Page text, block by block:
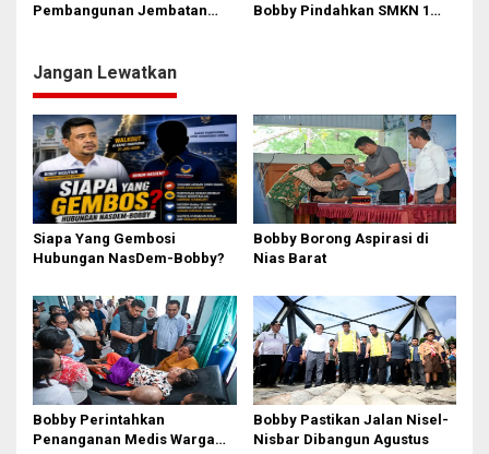
Pembangunan Jembatan
Bersama
Bobby Pindahkan SMKN 1
Jangan Lewatkan
Siapa Yang Gembosi
Hubungan NasDem-Bobby?
Bobby Borong Aspirasi di
Nias Barat
Bobby Perintahkan
Penanganan Medis Warga
Bobby Pastikan Jalan Nisel-
Nisbar Dibangun Agustus